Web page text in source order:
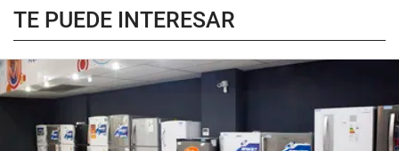
TE PUEDE INTERESAR